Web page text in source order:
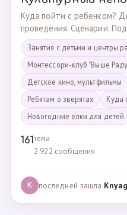
Куда пойти с ребенком?
проведения. Сценарии.
Занятия с детьми и центры
Монтессори-клуб "Выше
Детское кино, мультфильмы
Ребятам о зверятах
Куда
Новогодние елки для детей
161тема
2 922 сообщения
K последней зашла